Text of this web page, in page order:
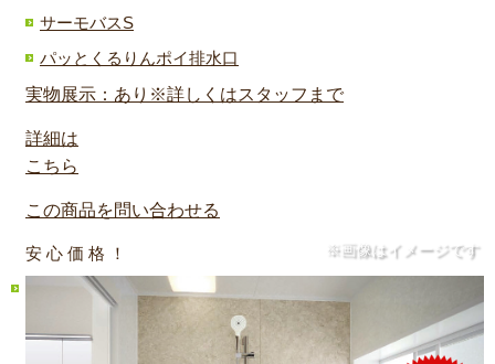
※画像はイメージです
サーモバスS
パッとくるりんポイ排水口
実物展示：あり※詳しくはスタッフまで
詳細は
こちら
この商品を問い合わせる
安 心 価 格 ！